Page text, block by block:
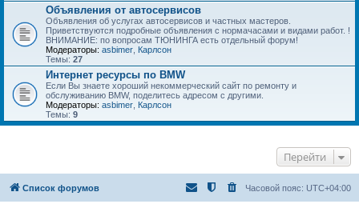
Объявления от автосервисов
Объявления об услугах автосервисов и частных мастеров.
Приветствуются подробные объявления с нормачасами и видами работ. !
ВНИМАНИЕ: по вопросам ТЮНИНГА есть отдельный форум!
Модераторы: asbimer Карлсон
Темы: 27
Интернет ресурсы по BMW
Если Вы знаете хороший некоммерческий сайт по ремонту и
обслуживанию BMW, поделитесь адресом с другими.
Модераторы: asbimer Карлсон
Темы: 9
Перейти
Список форумов Часовой пояс: UTC+04:00